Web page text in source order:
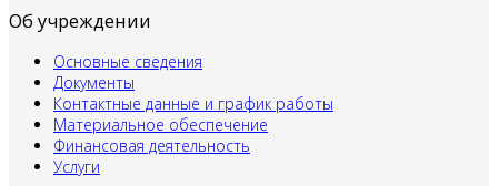
Об учреждении
Основные сведения
Документы
Контактные данные и график работы
Материальное обеспечение
Финансовая деятельность
Услуги